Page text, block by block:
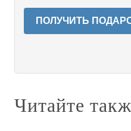
ПОЛУЧИТЬ
Читайте